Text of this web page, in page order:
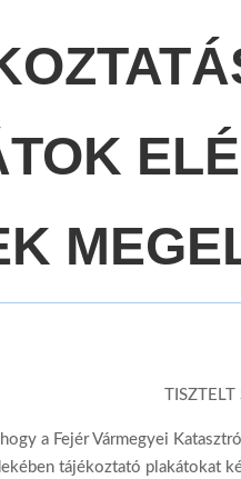
TISZTELT
a Fejér Vármegyei
tájékoztató plakátokat